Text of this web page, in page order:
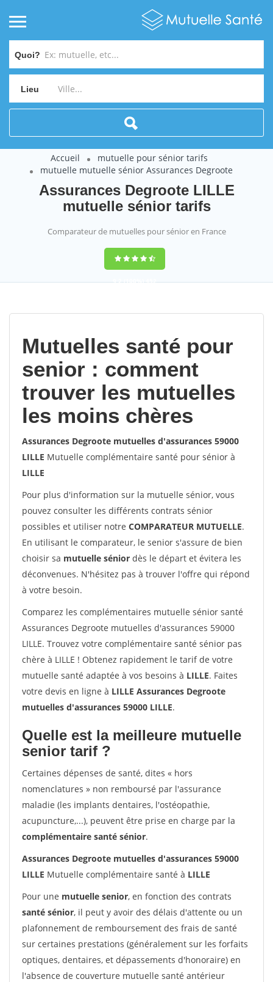
Quoi?
Lieu
Accueil
mutuelle pour sénior tarifs
mutuelle mutuelle sénior Assurances Degroote
Assurances Degroote LILLE
mutuelle sénior tarifs
Comparateur de mutuelles pour sénior en France
9,2(100%)452
Mutuelles santé pour
senior : comment
trouver les mutuelles
les moins chères
Assurances Degroote mutuelles d'assurances 59000
LILLE Mutuelle complémentaire santé pour sénior à
LILLE
Pour plus d'information sur la mutuelle sénior, vous
pouvez consulter les différents contrats sénior
possibles et utiliser notre COMPARATEUR MUTUELLE.
En utilisant le comparateur, le senior s'assure de bien
choisir sa mutuelle sénior dès le départ et évitera les
déconvenues. N'hésitez pas à trouver l'offre qui répond
à votre besoin.
Comparez les complémentaires mutuelle sénior santé
Assurances Degroote mutuelles d'assurances 59000
LILLE. Trouvez votre complémentaire santé sénior pas
chère à LILLE ! Obtenez rapidement le tarif de votre
mutuelle santé adaptée à vos besoins à LILLE. Faites
votre devis en ligne à LILLE Assurances Degroote
mutuelles d'assurances 59000 LILLE.
Quelle est la meilleure mutuelle
senior tarif ?
Certaines dépenses de santé, dites « hors
nomenclatures » non remboursé par l'assurance
maladie (les implants dentaires, l'ostéopathie,
acupuncture,...), peuvent être prise en charge par la
complémentaire santé sénior.
Assurances Degroote mutuelles d'assurances 59000
LILLE Mutuelle complémentaire santé à LILLE
Pour une mutuelle senior, en fonction des contrats
santé sénior, il peut y avoir des délais d'attente ou un
plafonnement de remboursement des frais de santé
sur certaines prestations (généralement sur les forfaits
optiques, dentaires, et dépassements d'honoraire) en
l'absence de couverture mutuelle santé antérieur